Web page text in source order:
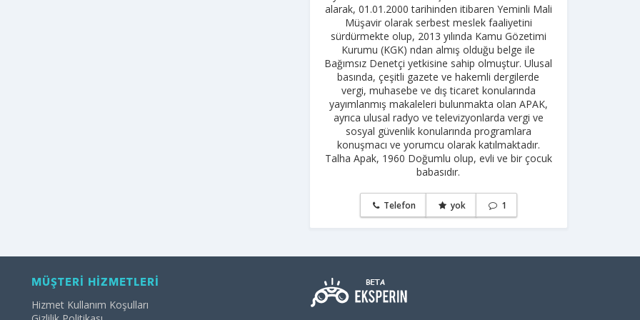
alarak, 01.01.2000 tarihinden itibaren Yeminli Mali
Müşavir olarak serbest meslek faaliyetini
sürdürmekte olup, 2013 yılında Kamu Gözetimi
Kurumu (KGK) ndan almış olduğu belge ile
Bağımsız Denetçi yetkisine sahip olmuştur. Ulusal
basında, çeşitli gazete ve hakemli dergilerde
vergi, muhasebe ve dış ticaret konularında
yayımlanmış makaleleri bulunmakta olan APAK,
ayrıca ulusal radyo ve televizyonlarda vergi ve
sosyal güvenlik konularında programlara
konuşmacı ve yorumcu olarak katılmaktadır.
Talha Apak, 1960 Doğumlu olup, evli ve bir çocuk
babasıdır.
Telefon yok 1
MÜŞTERİ HİZMETLERİ
Hizmet Kullanım Koşulları